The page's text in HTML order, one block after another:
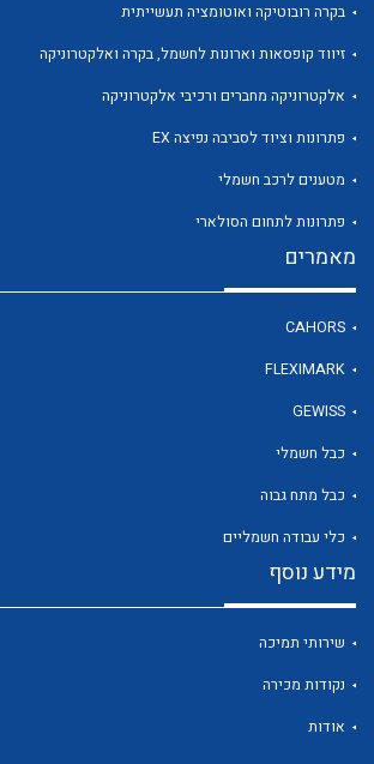
לכל מוצרי היצרן
בקרה רובוטיקה ואוטומציה תעשייתית
זיווד קופסאות וארונות לחשמל, בקרה ואלקטרוניקה
אלקטרוניקה מחברים ורכיבי אלקטרוניקה
פתרונות וציוד לסביבה נפיצה EX
מטענים לרכב חשמלי
פתרונות לתחום הסולארי
מאמרים
CAHORS
FLEXIMARK
GEWISS
כבל חשמלי
כבל מתח גבוה
כלי עבודה חשמליים
מידע נוסף
שירותי תמיכה
נקודות מכירה
אודות